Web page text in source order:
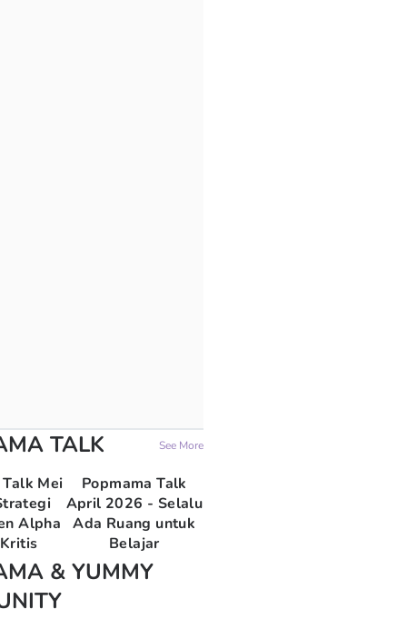
TALK See More
Mei
Alpha
Popmama Talk
April 2026 - Selalu
Ada Ruang untuk
Belajar
& YUMMY